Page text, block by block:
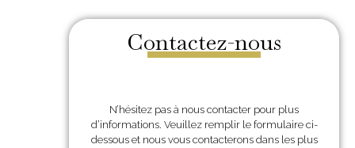
Contactez-nous
N’hésitez pas à nous contacter pour plus
d’informations. Veuillez remplir le formulaire ci-
dessous et nous vous contacterons dans les plus